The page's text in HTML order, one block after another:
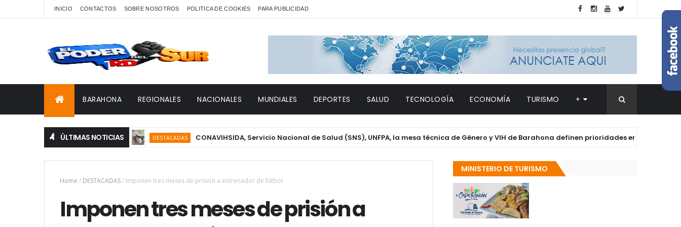
INICIO CONTACTOS SOBRE NOSOTROS POLITICA DE COOKIES PARA PUBLICIDAD
BARAHONA REGIONALES NACIONALES MUNDIALES DEPORTES SALUD TECNOLOGÍA ECONOMÍA TURISMO +
ÚLTIMAS NOTICIAS DESTACADAS CONAVIHSIDA, Servicio Nacional de Salud (SNS), UNFPA, la mesa técnica de Género y VIH de Barahona definen prioridades en salud y derechos
Home / DESTACADAS/ Imponen tres meses de prisión a entrenador de fútbol
Imponen tres meses de prisión a
MINISTERIO DE TURISMO